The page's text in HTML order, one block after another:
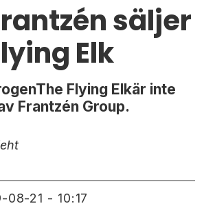
säljer
Elk
Flying Elkär inte
Frantzén Group.
08-21 - 10:17